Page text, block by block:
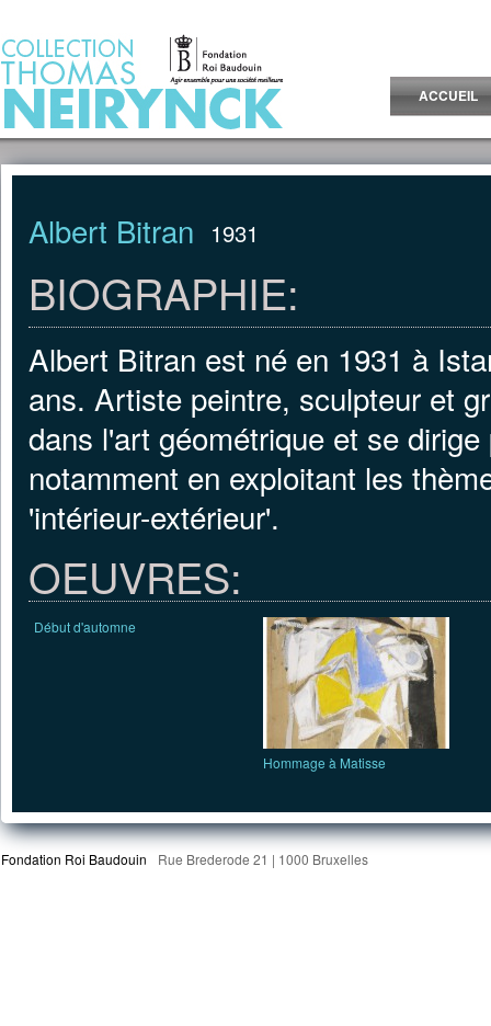
ACCUEIL
Albert Bitran 1931
BIOGRAPHIE:
Albert Bitran est né en 1931 à
ans. Artiste peintre, sculpteur et
dans l'art géométrique et se
notamment en exploitant les
'intérieur-extérieur'.
OEUVRES:
Début d'automne
Hommage à Matisse
Fondation Roi Baudouin Rue Brederode 21 | 1000 Bruxelles